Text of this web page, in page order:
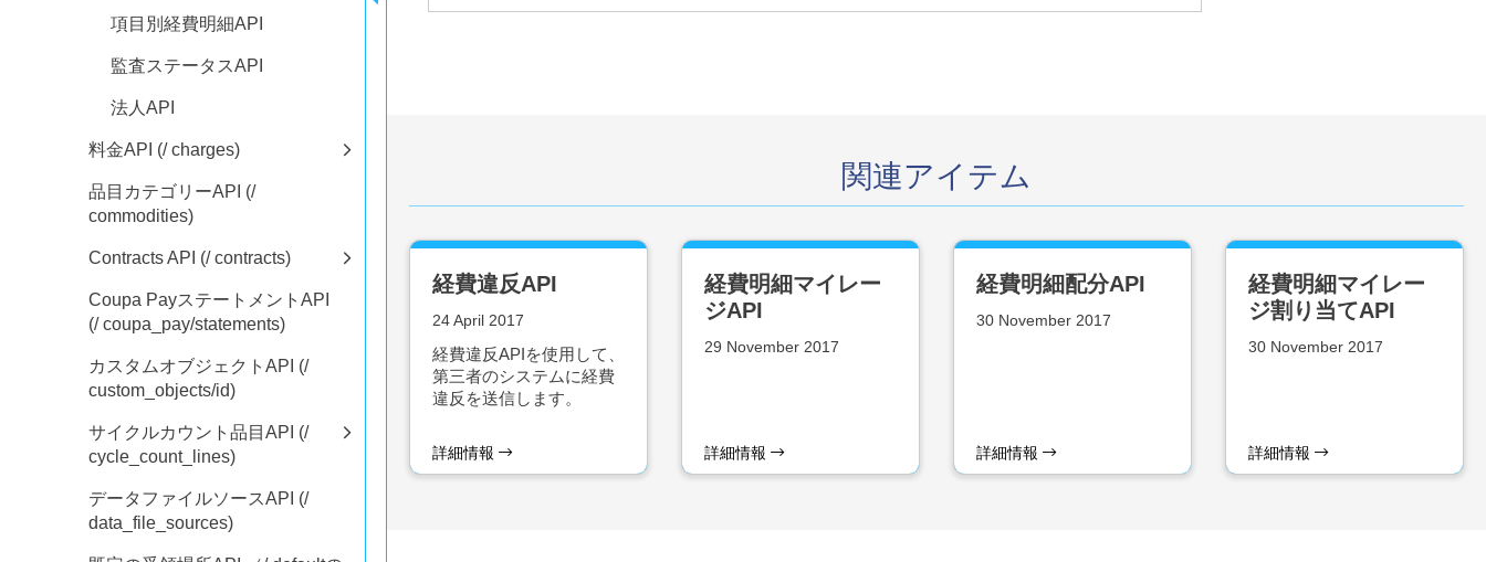
関連アイテム
経費違反API
24 April 2017
経費違反APIを使用して、
第三者のシステムに経費
違反を送信します。
詳細情報
経費明細マイレー
ジAPI
29 November 2017
詳細情報
経費明細配分API
30 November 2017
詳細情報
経費明細マイレー
ジ割り当てAPI
30 November 2017
詳細情報
項目別経費明細API
監査ステータスAPI
法人API
料金API (/ charges)
品目カテゴリーAPI (/
commodities)
Contracts API (/ contracts)
Coupa PayステートメントAPI
(/ coupa_pay/statements)
カスタムオブジェクトAPI (/
custom_objects/id)
サイクルカウント品目API (/
cycle_count_lines)
データファイルソースAPI (/
data_file_sources)